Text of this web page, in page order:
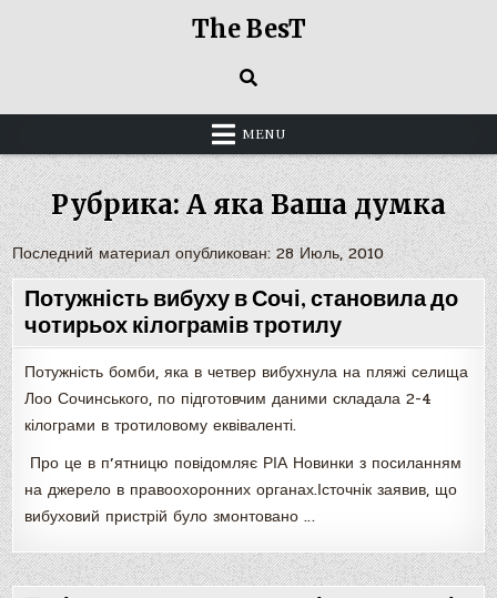
The BesT
MENU
Рубрика: А яка Ваша думка
Последний материал опубликован: 28 Июль, 2010
Потужність вибуху в Сочі, становила до
чотирьох кілограмів тротилу
Потужність бомби, яка в четвер вибухнула на пляжі селища
Лоо Сочинського, по підготовчим даними складала 2-4
кілограми в тротиловому еквіваленті.
Про це в п’ятницю повідомляє РІА Новинки з посиланням
на джерело в правоохоронних органах.Істочнік заявив, що
вибуховий пристрій було змонтовано …